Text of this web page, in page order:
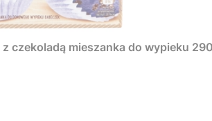
czekoladą mieszanka do wypieku